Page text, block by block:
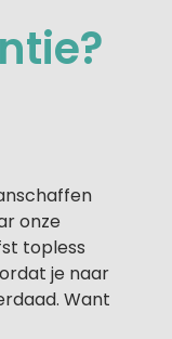
onze
topless
je naar
Want